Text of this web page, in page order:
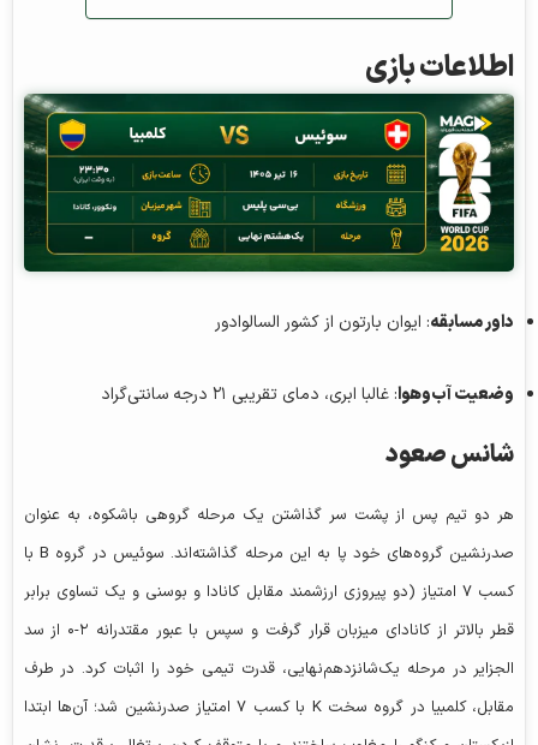
اطلاعات بازی
داور مسابقه: ایوان بارتون از کشور السالوادور
وضعیت آب‌وهوا: غالبا ابری، دمای تقریبی ۲۱ درجه سانتی‌گراد
شانس صعود
هر دو تیم پس از پشت سر گذاشتن یک مرحله گروهی باشکوه، به عنوان
صدرنشین گروه‌های خود پا به این مرحله گذاشته‌اند. سوئیس در گروه B با
کسب ۷ امتیاز (دو پیروزی ارزشمند مقابل کانادا و بوسنی و یک تساوی برابر
قطر بالاتر از کانادای میزبان قرار گرفت و سپس با عبور مقتدرانه ۲-۰ از سد
الجزایر در مرحله یک‌شانزدهم‌نهایی، قدرت تیمی خود را اثبات کرد. در طرف
مقابل، کلمبیا در گروه سخت K با کسب ۷ امتیاز صدرنشین شد؛ آن‌ها ابتدا